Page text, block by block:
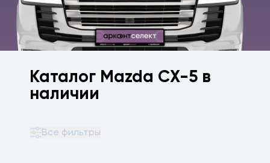
Каталог Mazda CX-5 в
наличии
Все фильтры